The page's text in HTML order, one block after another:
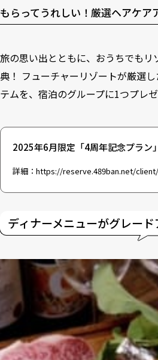
もらってうれしい！厳選ヘアケア
旅の思い出とともに、おうちでも
典！ フューチャーリゾートが厳選
テムを、宿泊のグループに1つプレゼ
2025年6月限定「4周年記念プラン」
詳細： https://reserve.489ban.net/
ディナーメニューがグレード